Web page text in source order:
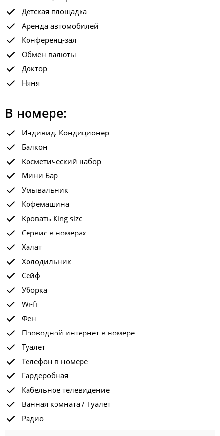
Детская площадка
Аренда автомобилей
Конференц-зал
Обмен валюты
Доктор
Няня
В номере:
Индивид. Кондиционер
Балкон
Косметический набор
Мини Бар
Умывальник
Кофемашина
Кровать King size
Сервис в номерах
Халат
Холодильник
Сейф
Уборка
Wi-fi
Фен
Проводной интернет в номере
Туалет
Телефон в номере
Гардеробная
Кабельное телевидение
Ванная комната / Туалет
Радио